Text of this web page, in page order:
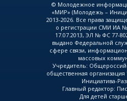
© Молодежное
«МИР» (Молодежь –
2013-2026. Все права
о регистрации СМИ ИА №
17.07.2013, ЭЛ № ФС 77-
выдано Федеральной
сфере связи,
массовых
Учредитель:
общественная
Инициатива-
Главный редактор:
Для детей